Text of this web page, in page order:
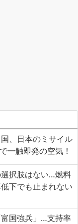
、日本のミサイル
一触即発の空気！
択肢はない…燃料
下でも止まれない
国強兵」…支持率